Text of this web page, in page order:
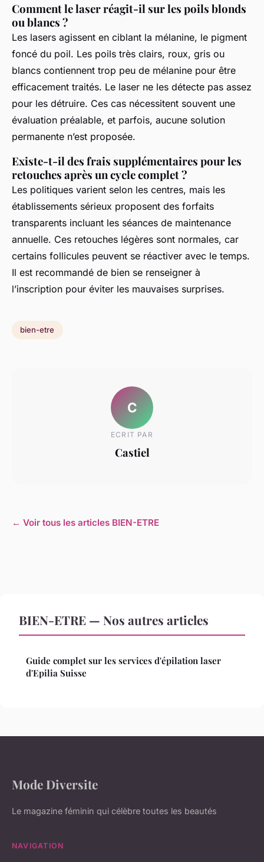
Comment le laser réagit-il sur les poils blonds
ou blancs ?
Les lasers agissent en ciblant la mélanine, le pigment
foncé du poil. Les poils très clairs, roux, gris ou
blancs contiennent trop peu de mélanine pour être
efficacement traités. Le laser ne les détecte pas assez
pour les détruire. Ces cas nécessitent souvent une
évaluation préalable, et parfois, aucune solution
permanente n’est proposée.
Existe-t-il des frais supplémentaires pour les
retouches après un cycle complet ?
Les politiques varient selon les centres, mais les
établissements sérieux proposent des forfaits
transparents incluant les séances de maintenance
annuelle. Ces retouches légères sont normales, car
certains follicules peuvent se réactiver avec le temps.
Il est recommandé de bien se renseigner à
l’inscription pour éviter les mauvaises surprises.
bien-etre
C
ECRIT PAR
Castiel
← Voir tous les articles BIEN-ETRE
BIEN-ETRE — Nos autres articles
Guide complet sur les services d'épilation laser
d'Epilia Suisse
Mode Diversite
Le magazine féminin qui célèbre toutes les beautés
NAVIGATION